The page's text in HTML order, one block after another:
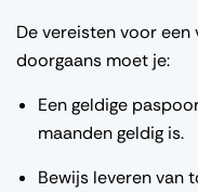
De vereisten voor
doorgaans moet je:
Een geldige
maanden geldig is.
Bewijs leveren van